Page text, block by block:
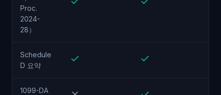
Proc.
2024-
28）
Schedule
D 요약
1099-DA